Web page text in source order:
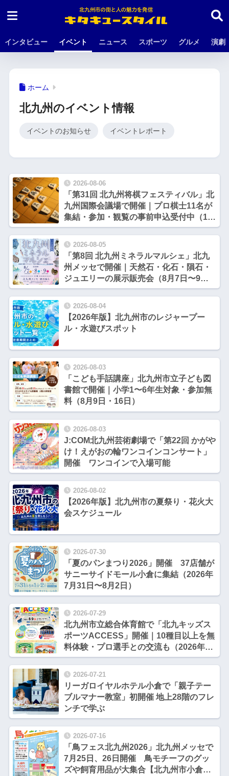
インタビュー イベント ニュース スポーツ グルメ 演劇
ホーム
北九州のイベント情報
イベントのお知らせ イベントレポート
2026-08-06
「第31回 北九州将棋フェスティバル」北
九州国際会議場で開催｜プロ棋士11名が
集結・参加・観覧の事前申込受付中（10
月17日・18日）
2026-08-05
「第8回 北九州ミネラルマルシェ」北九
州メッセで開催｜天然石・化石・隕石・
ジュエリーの展示販売会（8月7日〜9
日）【北九州市小倉北区】
2026-08-04
【2026年版】北九州市のレジャープー
ル・水遊びスポット
2026-08-03
「こども手話講座」北九州市立子ども図
書館で開催｜小学1〜6年生対象・参加無
料（8月9日・16日）
2026-08-03
J:COM北九州芸術劇場で「第22回 かがや
け！えがおの輪ワンコインコンサート」
開催 ワンコインで入場可能
2026-08-02
【2026年版】北九州市の夏祭り・花火大
会スケジュール
2026-07-30
「夏のパンまつり2026」開催 37店舗が
サニーサイドモール小倉に集結（2026年
7月31日〜8月2日）
2026-07-29
北九州市立総合体育館で「北九キッズス
ポーツACCESS」開催｜10種目以上を無
料体験・プロ選手との交流も（2026年8
月9日）
2026-07-21
リーガロイヤルホテル小倉で「親子テー
ブルマナー教室」初開催 地上28階のフレ
ンチで学ぶ
2026-07-16
「鳥フェス北九州2026」北九州メッセで
7月25日、26日開催 鳥モチーフのグッ
ズや飼育用品が大集合【北九州市小倉北